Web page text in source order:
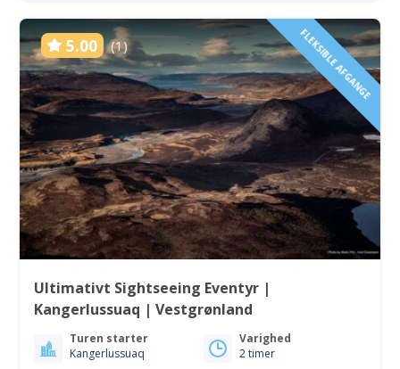
5.00 (1) FLEKSIBLE AFGANGE
Ultimativt Sightseeing Eventyr |
Kangerlussuaq | Vestgrønland
Turen starter
Kangerlussuaq
Varighed
2 timer